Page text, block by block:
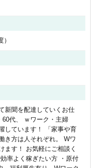
新聞を配達していくお仕
60代、 ｗワーク・主婦
しています！ 「家事や育
き方は人それぞれ。 Wワ
ます！ お気軽にご相談く
率よく稼ぎたい方 ・原付